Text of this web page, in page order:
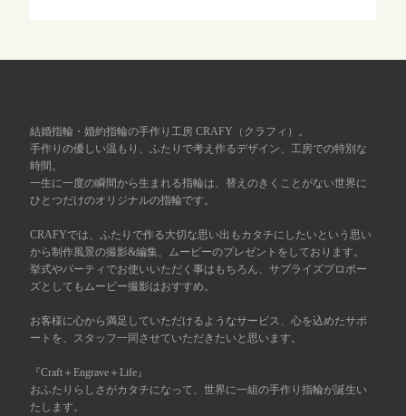
結婚指輪・婚約指輪の手作り工房 CRAFY（クラフィ）。
手作りの優しい温もり、ふたりで考え作るデザイン、工房での特別な
時間。
一生に一度の瞬間から生まれる指輪は、替えのきくことがない世界に
ひとつだけのオリジナルの指輪です。
CRAFYでは、ふたりで作る大切な思い出もカタチにしたいという思い
から制作風景の撮影&編集、ムービーのプレゼントをしております。
挙式やパーティでお使いいただく事はもちろん、サプライズプロポー
ズとしてもムービー撮影はおすすめ。
お客様に心から満足していただけるようなサービス、心を込めたサポ
ートを、スタッフ一同させていただきたいと思います。
『Craft＋Engrave＋Life』
おふたりらしさがカタチになって、世界に一組の手作り指輪が誕生い
たします。
大阪本店 来店ご予約
京都店 来店ご予約
広島店 来店ご予約
オーダーメイド ご予約